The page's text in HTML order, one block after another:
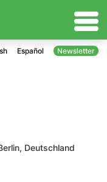
Español Newsletter
Deutschland